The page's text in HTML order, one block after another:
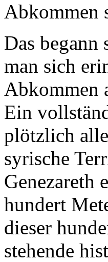
Abkommen
Das begann
man sich
Abkommen
Ein
plötzlich
syrische
Genezareth
hundert
dieser
stehende